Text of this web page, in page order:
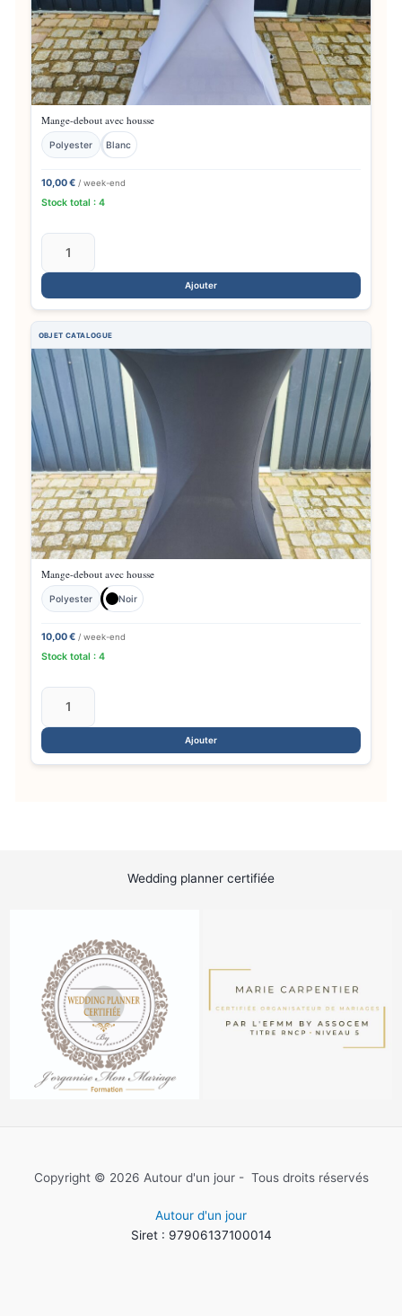
Mange-debout avec housse
Polyester Blanc
10,00 € / week-end
Stock total : 4
Ajouter
Mange-debout avec housse
Polyester Noir
10,00 € / week-end
Stock total : 4
Ajouter
Wedding planner certifiée
Copyright © 2026 Autour d'un jour - Tous droits réservés
Autour d'un jour
Siret : 97906137100014